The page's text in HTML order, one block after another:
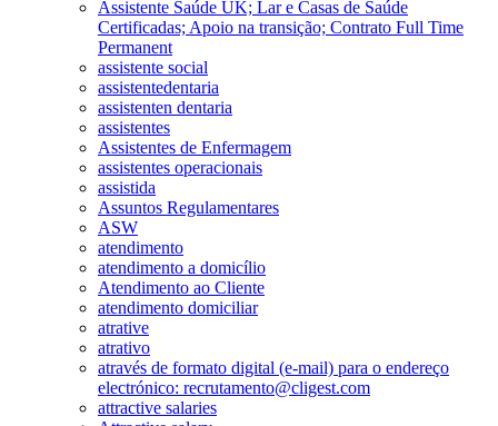
Assistente Saúde UK; Lar e Casas de Saúde
Certificadas; Apoio na transição; Contrato Full Time
Permanent
assistente social
assistentedentaria
assistenten dentaria
assistentes
Assistentes de Enfermagem
assistentes operacionais
assistida
Assuntos Regulamentares
ASW
atendimento
atendimento a domicílio
Atendimento ao Cliente
atendimento domiciliar
atrative
atrativo
através de formato digital (e-mail) para o endereço
electrónico: recrutamento@cligest.com
attractive salaries